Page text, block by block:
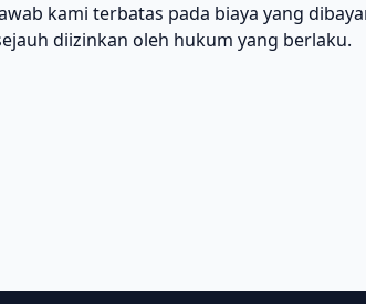
kami terbatas pada biaya yang
diizinkan oleh hukum yang berlaku.